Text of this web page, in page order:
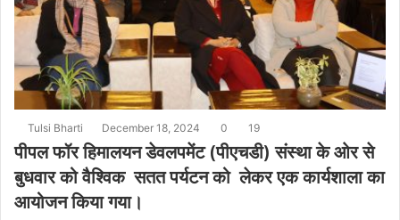
Tulsi Bharti December 18, 2024 0 19
पीपल फॉर हिमालयन डेवलपमेंट (पीएचडी) संस्था के ओर से
बुधवार को वैश्विक सतत पर्यटन को लेकर एक कार्यशाला का
आयोजन किया गया।